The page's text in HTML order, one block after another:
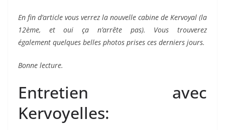
En fin d’article vous verrez la nouvelle cabine de Kervoyal (la
12ème, et oui ça n’arrête pas). Vous trouverez
également quelques belles photos prises ces derniers jours.
Bonne lecture.
Entretien avec
Kervoyelles: